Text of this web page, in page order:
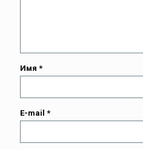
Имя *
E-mail *